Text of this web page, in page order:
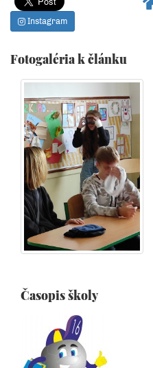
Instagram
Fotogaléria k článku
Časopis školy